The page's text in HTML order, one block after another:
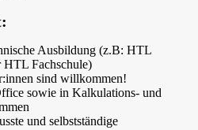
Ausbildung (z.B: HTL
HTL Fachschule)
sind willkommen!
sowie in Kalkulations- und
und selbstständige